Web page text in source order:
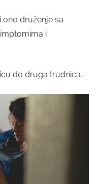
ono druženje sa
i
do druga trudnica.